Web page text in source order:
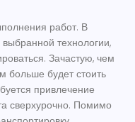
работ. В
технологии,
Зачастую, чем
больше будет стоить
привлечение
сверхурочно. Помимо